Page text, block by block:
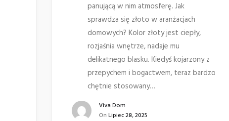
panującą w nim atmosferę. Jak
sprawdza się złoto w aranżacjach
domowych? Kolor złoty jest ciepły,
rozjaśnia wnętrze, nadaje mu
delikatnego blasku. Kiedyś kojarzony z
przepychem i bogactwem, teraz bardzo
chętnie stosowany…
Viva Dom
On Lipiec 28, 2025